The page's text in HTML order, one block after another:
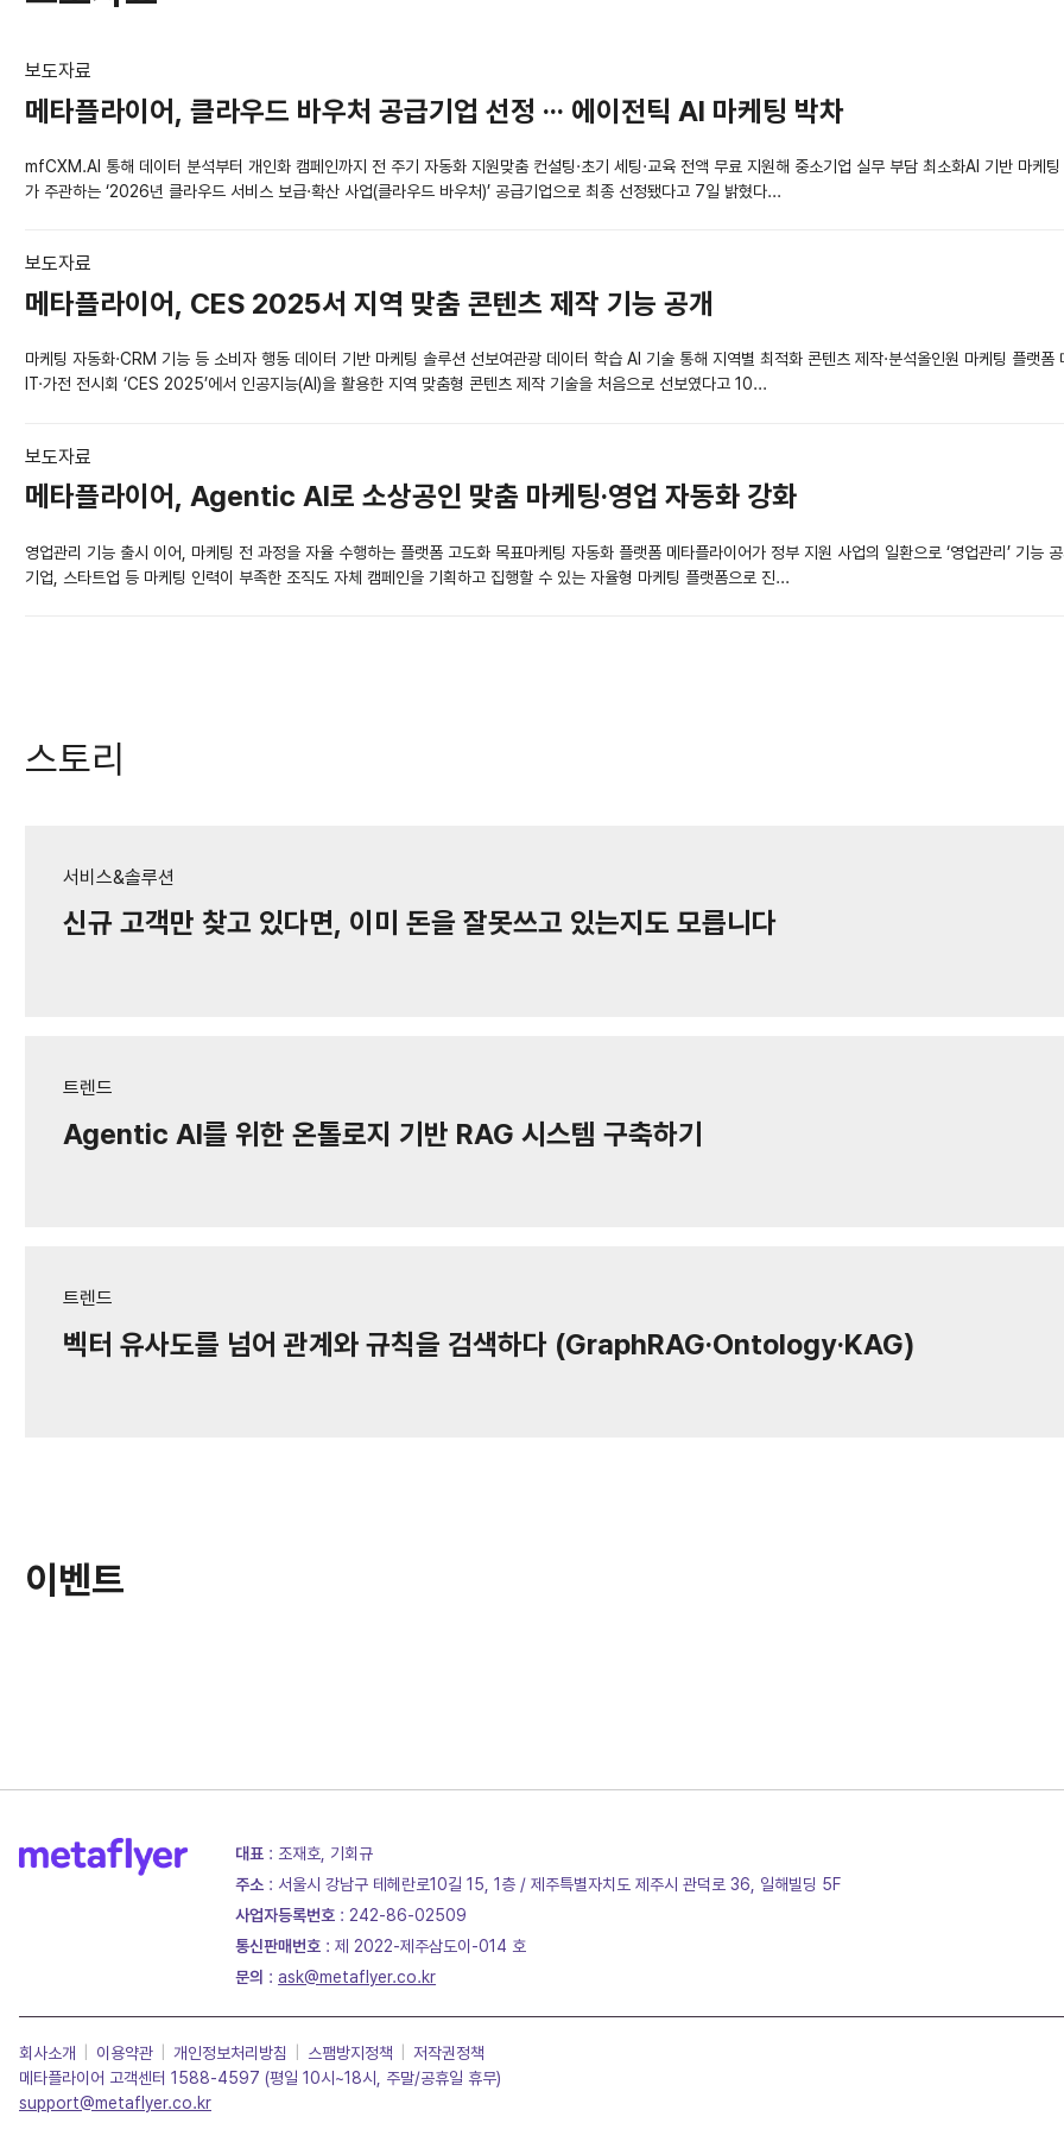
보도자료
메타플라이어, 클라우드 바우처 공급기업 선정 ··· 에이전틱 AI 마케팅 박차
mfCXM.AI 통해 데이터 분석부터 개인화 캠페인까지 전 주기 자동화 지원맞춤 컨설팅·초기 세팅·교육 전액 무료 지원해 중소기업 실무 부담 최소화AI 기반 마케
가 주관하는 ‘2026년 클라우드 서비스 보급·확산 사업(클라우드 바우처)’ 공급기업으로 최종 선정됐다고 7일 밝혔다...
보도자료
메타플라이어, CES 2025서 지역 맞춤 콘텐츠 제작 기능 공개
마케팅 자동화·CRM 기능 등 소비자 행동 데이터 기반 마케팅 솔루션 선보여관광 데이터 학습 AI 기술 통해 지역별 최적화 콘텐츠 제작·분석올인원 마케팅 플랫
IT·가전 전시회 ‘CES 2025’에서 인공지능(AI)을 활용한 지역 맞춤형 콘텐츠 제작 기술을 처음으로 선보였다고 10...
보도자료
메타플라이어, Agentic AI로 소상공인 맞춤 마케팅·영업 자동화 강화
영업관리 기능 출시 이어, 마케팅 전 과정을 자율 수행하는 플랫폼 고도화 목표마케팅 자동화 플랫폼 메타플라이어가 정부 지원 사업의 일환으로 ‘영업관리’ 기
기업, 스타트업 등 마케팅 인력이 부족한 조직도 자체 캠페인을 기획하고 집행할 수 있는 자율형 마케팅 플랫폼으로 진...
스토리
서비스&솔루션
신규 고객만 찾고 있다면, 이미 돈을 잘못쓰고 있는지도 모릅니다
트렌드
Agentic AI를 위한 온톨로지 기반 RAG 시스템 구축하기
트렌드
벡터 유사도를 넘어 관계와 규칙을 검색하다 (GraphRAG·Ontology·KAG)
이벤트
대표 : 조재호, 기회규
주소 : 서울시 강남구 테헤란로10길 15, 1층 / 제주특별자치도 제주시 관덕로 36, 일해빌딩 5F
사업자등록번호 : 242-86-02509
통신판매번호 : 제 2022-제주삼도이-014 호
문의 :ask@metaflyer.co.kr
회사소개 이용약관 개인정보처리방침 스팸방지정책
저작권정책
메타플라이어 고객센터 1588-4597 (평일 10시~18시, 주말/공휴일 휴무)
support@metaflyer.co.kr